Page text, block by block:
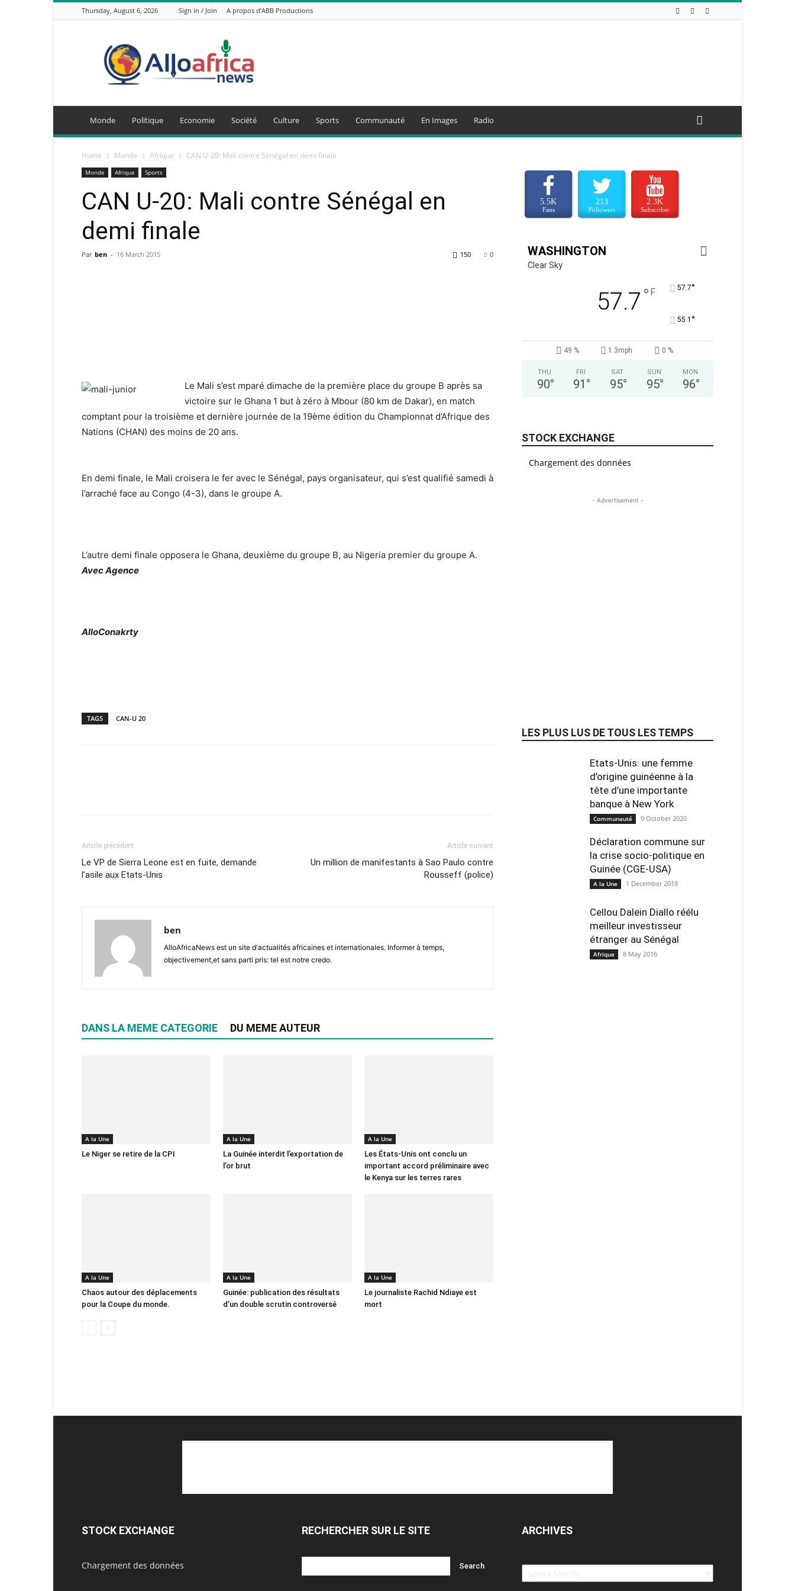
Thursday, August 6, 2026 Sign in / Join A propos d’ABB Productions
AlloAfricaNews.com
Monde Politique Economie Société Culture Sports Communauté En Images Radio
Home Monde Afrique CAN U-20: Mali contre Sénégal en demi finale
Monde Afrique Sports
CAN U-20: Mali contre Sénégal en
demi finale
Par ben - 16 March 2015 0
150
Le Mali s’est mparé dimache de la première place du groupe B après sa
victoire sur le Ghana 1 but à zéro à Mbour (80 km de Dakar), en match
comptant pour la troisième et dernière journée de la 19ème édition du Championnat d’Afrique des
Nations (CHAN) des moins de 20 ans.
En demi finale, le Mali croisera le fer avec le Sénégal, pays organisateur, qui s’est qualifié samedi à
l’arraché face au Congo (4-3), dans le groupe A.
L’autre demi finale opposera le Ghana, deuxième du groupe B, au Nigeria premier du groupe A.
Avec Agence
AlloConakrty
TAGS CAN-U 20
Article précédent
Le VP de Sierra Leone est en fuite, demande
l’asile aux Etats-Unis
Article suivant
Un million de manifestants à Sao Paulo contre
Rousseff (police)
ben
AlloAfricaNews est un site d'actualités africaines et internationales. Informer à temps,
objectivement,et sans parti pris: tel est notre credo.
DANS LA MEME CATEGORIE DU MEME AUTEUR
A la Une
Le Niger se retire de la CPI
A la Une
La Guinée interdit l’exportation de
l’or brut
A la Une
Les États-Unis ont conclu un
important accord préliminaire avec
le Kenya sur les terres rares
A la Une
Chaos autour des déplacements
pour la Coupe du monde.
A la Une
Guinée: publication des résultats
d’un double scrutin controversé
A la Une
Le journaliste Rachid Ndiaye est
mort
5.5K
Fans
213
Followers
2.3K
Subscriber
WASHINGTON
Clear Sky
57.7 ° F 57.7°
55.1 °
49 % 1.3mph 0 %
THU
90°
FRI
91 °
SAT
95°
SUN
95°
MON
96°
STOCK EXCHANGE
Chargement des données
- Advertisement -
LES PLUS LUS DE TOUS LES TEMPS
Etats-Unis: une femme
d’origine guinéenne à la
tête d’une importante
banque à New York
Communauté 9 October 2020
Déclaration commune sur
la crise socio-politique en
Guinée (CGE-USA)
A la Une 1 December 2018
Cellou Dalein Diallo réélu
meilleur investisseur
étranger au Sénégal
Afrique 8 May 2016
STOCK EXCHANGE
Chargement des données
RECHERCHER SUR LE SITE ARCHIVES
Archives